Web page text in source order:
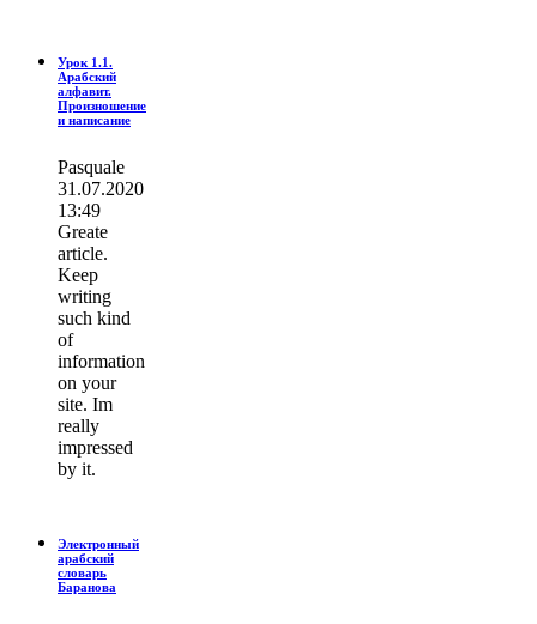
Урок 1.1.
Арабский
алфавит.
Произношение
и написание
Pasquale
31.07.2020
13:49
Greate
article.
Keep
writing
such kind
of
information
on your
site. Im
really
impressed
by it.
Электронный
арабский
словарь
Баранова